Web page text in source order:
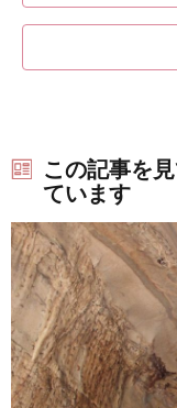
この記事を
ています